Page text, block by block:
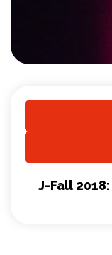
J-Fall